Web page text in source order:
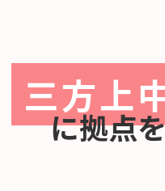
三方上
に拠点